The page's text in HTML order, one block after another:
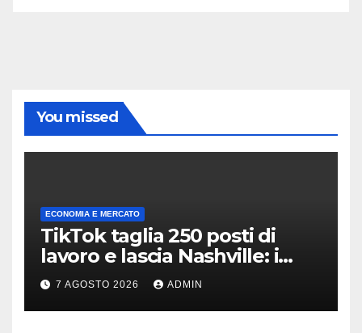
You missed
ECONOMIA E MERCATO
TikTok taglia 250 posti di
lavoro e lascia Nashville: i
motivi della scelta
7 AGOSTO 2026 ADMIN